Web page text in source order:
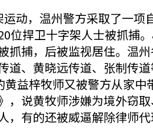
动，温州警方采取了一
位捍卫十字架人士被抓捕
捕，后被监视居住。温
、黄晓远传道、张制传
益梓牧师又被警方从家
说黄牧师涉嫌为境外窃
有的还被威逼解除律师代